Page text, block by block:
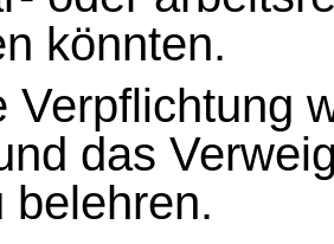
könnten.
Verpflichtung
das
belehren.